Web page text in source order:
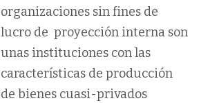
organizaciones sin fines de
lucro de proyección interna son
unas instituciones con las
características de producción
de bienes cuasi-privados